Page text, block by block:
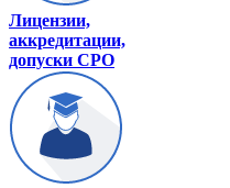
Лицензии,
аккредитации,
допуски СРО